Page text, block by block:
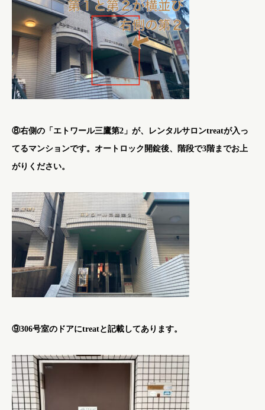
⑧右側の「エトワール三鷹第2」が、レンタルサロンtreatが入っ
てるマンションです。オートロック開錠後、階段で3階までお上
がりください。
⑨306号室のドアにtreatと記載してあります。